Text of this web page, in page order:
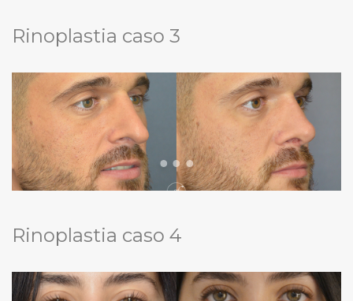
Rinoplastia caso 3
Rinoplastia caso 4